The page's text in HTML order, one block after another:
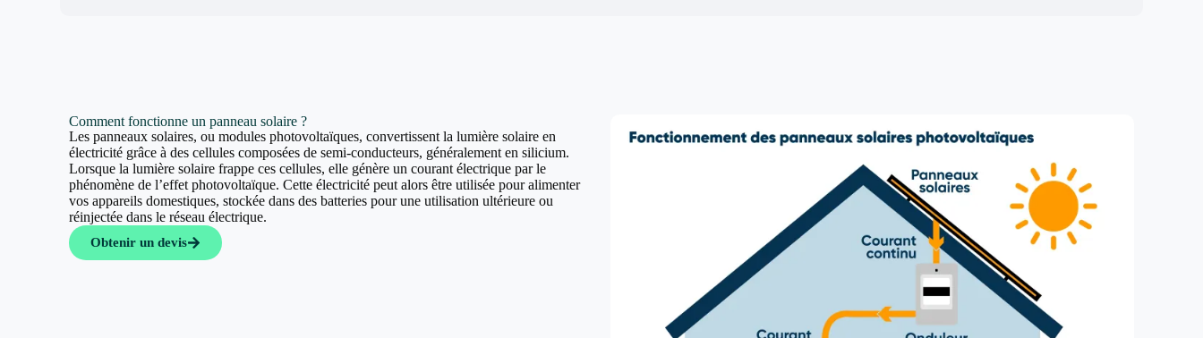
Comment fonctionne un panneau solaire ?
Les panneaux solaires, ou modules photovoltaïques, convertissent la lumière solaire en
électricité grâce à des cellules composées de semi-conducteurs, généralement en silicium.
Lorsque la lumière solaire frappe ces cellules, elle génère un courant électrique par le
phénomène de l’effet photovoltaïque. Cette électricité peut alors être utilisée pour alimenter
vos appareils domestiques, stockée dans des batteries pour une utilisation ultérieure ou
réinjectée dans le réseau électrique.
Obtenir un devis